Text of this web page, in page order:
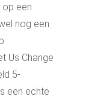
een
nog een
Us Change
5-
een echte